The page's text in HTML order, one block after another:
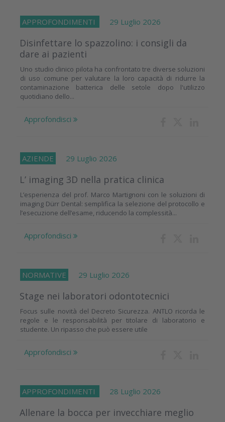
APPROFONDIMENTI 29 Luglio 2026
Disinfettare lo spazzolino: i consigli da
dare ai pazienti
Uno studio clinico pilota ha confrontato tre diverse soluzioni
di uso comune per valutare la loro capacità di ridurre la
contaminazione batterica delle setole dopo l'utilizzo
quotidiano dello...
Approfondisci
AZIENDE 29 Luglio 2026
L’ imaging 3D nella pratica clinica
L’esperienza del prof. Marco Martignoni con le soluzioni di
imaging Dürr Dental: semplifica la selezione del protocollo e
l’esecuzione dell’esame, riducendo la complessità...
Approfondisci
NORMATIVE 29 Luglio 2026
Stage nei laboratori odontotecnici
Focus sulle novità del Decreto Sicurezza. ANTLO ricorda le
regole e le responsabilità per titolare di laboratorio e
studente. Un ripasso che può essere utile
Approfondisci
APPROFONDIMENTI 28 Luglio 2026
Allenare la bocca per invecchiare meglio